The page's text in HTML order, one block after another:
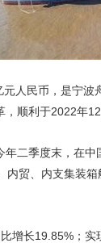
人民币，是宁
顺利于2022年
二季度末，在
贸、内支集装
增长19.85%；